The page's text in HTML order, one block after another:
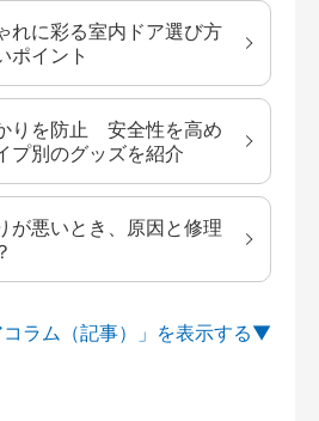
れに彩る室内ドア選び方
ポイント
りを防止 安全性を高め
プ別のグッズを紹介
が悪いとき、原因と修理
ラム（記事）」を